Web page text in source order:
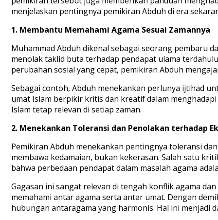
menjelaskan pentingnya pemikiran Abduh di era
1. Membantu Memahami Agama Sesuai Zamannya
Muhammad Abduh dikenal sebagai seorang pembaru
menolaktaklid buta terhadap pendapat ulama
perubahan sosial yang cepat, pemikiran Abduh
Sebagai contoh, Abduh menekankan perlunya ijtihad
umat Islam berpikir kritis dan kreatif dalam
Islam tetap relevan di setiap zaman.
2. Menekankan Toleransi dan Penolakan terhadap
Pemikiran Abduh menekankan pentingnya toleransi
membawa kedamaian, bukan kekerasan. Salah satu
bahwa perbedaan pendapat dalam masalah agama
Gagasan ini sangat relevan di tengah konflik agama
memahami antar agama serta antar umat. Dengan
hubungan antaragama yang harmonis. Hal ini menjadi